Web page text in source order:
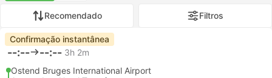
Recomendado Filtros
Confirmação instantânea
--:-- --:-- 3h 2m
Ostend Bruges International Airport